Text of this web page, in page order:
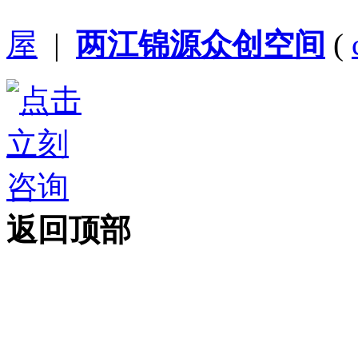
屋 | 两江锦源众创空间 (
返回顶部